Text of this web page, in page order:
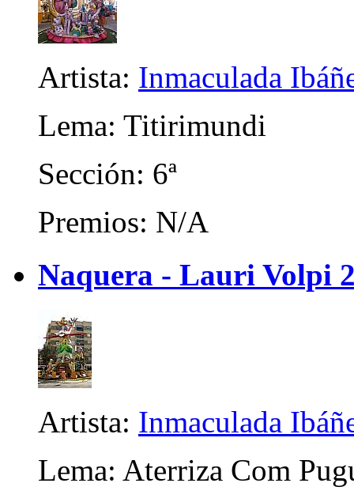
Artista: Inmaculada
Lema: Titirimundi
Sección: 6ª
Premios: N/A
Naquera - Lauri Volpi
Artista: Inmaculada
Lema: Aterriza Com